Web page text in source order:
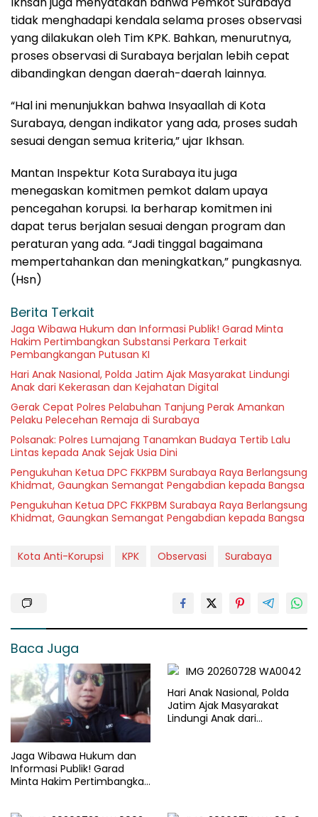
tidak menghadapi kendala selama proses observasi
yang dilakukan oleh Tim KPK. Bahkan, menurutnya,
proses observasi di Surabaya berjalan lebih cepat
dibandingkan dengan daerah-daerah lainnya.
“Hal ini menunjukkan bahwa Insyaallah di Kota
Surabaya, dengan indikator yang ada, proses sudah
sesuai dengan semua kriteria,” ujar Ikhsan.
Mantan Inspektur Kota Surabaya itu juga
menegaskan komitmen pemkot dalam upaya
pencegahan korupsi. Ia berharap komitmen ini
dapat terus berjalan sesuai dengan program dan
peraturan yang ada. “Jadi tinggal bagaimana
mempertahankan dan meningkatkan,” pungkasnya.
(Hsn)
Berita Terkait
Jaga Wibawa Hukum dan Informasi Publik! Garad Minta
Hakim Pertimbangkan Substansi Perkara Terkait
Pembangkangan Putusan KI
Hari Anak Nasional, Polda Jatim Ajak Masyarakat Lindungi
Anak dari Kekerasan dan Kejahatan Digital
Gerak Cepat Polres Pelabuhan Tanjung Perak Amankan
Pelaku Pelecehan Remaja di Surabaya
Polsanak: Polres Lumajang Tanamkan Budaya Tertib Lalu
Lintas kepada Anak Sejak Usia Dini
Pengukuhan Ketua DPC FKKPBM Surabaya Raya Berlangsung
Khidmat, Gaungkan Semangat Pengabdian kepada Bangsa
Pengukuhan Ketua DPC FKKPBM Surabaya Raya Berlangsung
Khidmat, Gaungkan Semangat Pengabdian kepada Bangsa
Kota Anti-Korupsi KPK Observasi Surabaya
Baca Juga
Jaga Wibawa Hukum dan
Informasi Publik! Garad
Minta Hakim Pertimbangkan
Hari Anak Nasional, Polda
Jatim Ajak Masyarakat
Lindungi Anak dari